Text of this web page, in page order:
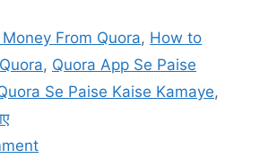
gr
a
m
e
From Quora, How to
, Quora App Se Paise
Se Paise Kaise Kamaye,